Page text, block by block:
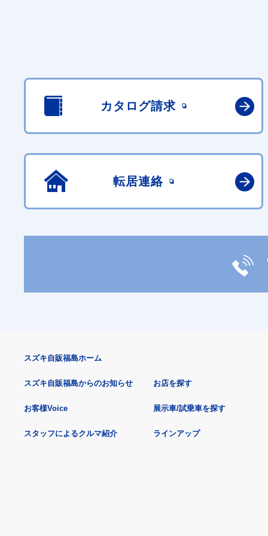
カタログ請求
転居連絡
スズキ自販福島ホーム
スズキ自販福島からのお知らせ
お客様Voice
スタッフによるクルマ紹介
お店を探す
展示車/試乗車を探す
ラインアップ